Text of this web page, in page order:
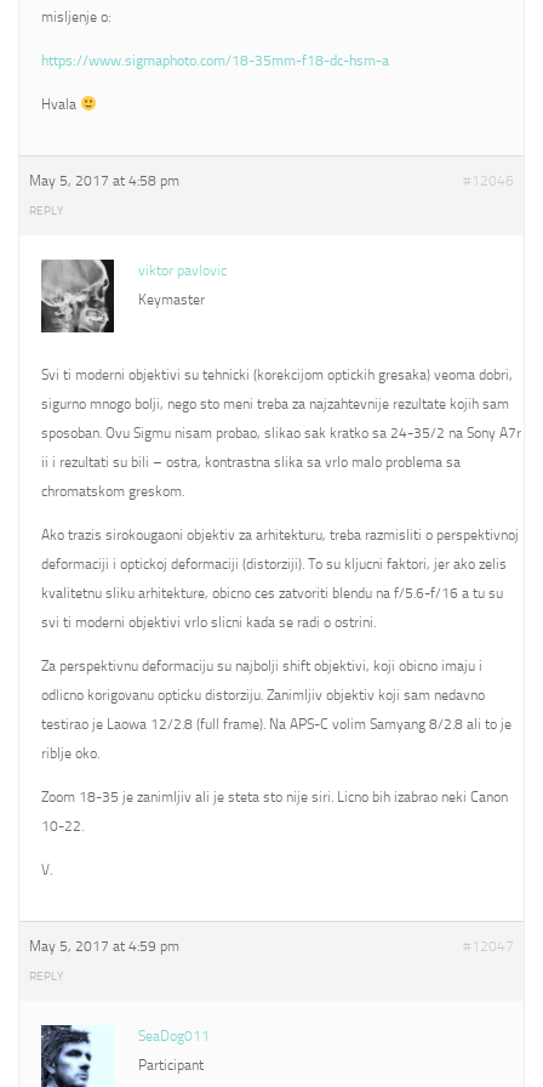
misljenje o:
https://www.sigmaphoto.com/18-35mm-f18-dc-hsm-a
Hvala
May 5, 2017 at 4:58 pm #12046
REPLY
viktor pavlovic
Keymaster
Svi ti moderni objektivi su tehnicki (korekcijom optickih gresaka) veoma dobri,
sigurno mnogo bolji, nego sto meni treba za najzahtevnije rezultate kojih sam
sposoban. Ovu Sigmu nisam probao, slikao sak kratko sa 24-35/2 na Sony A7r
ii i rezultati su bili – ostra, kontrastna slika sa vrlo malo problema sa
chromatskom greskom.
Ako trazis sirokougaoni objektiv za arhitekturu, treba razmisliti o perspektivnoj
deformaciji i optickoj deformaciji (distorziji). To su kljucni faktori, jer ako zelis
kvalitetnu sliku arhitekture, obicno ces zatvoriti blendu na f/5.6-f/16 a tu su
svi ti moderni objektivi vrlo slicni kada se radi o ostrini.
Za perspektivnu deformaciju su najbolji shift objektivi, koji obicno imaju i
odlicno korigovanu opticku distorziju. Zanimljiv objektiv koji sam nedavno
testirao je Laowa 12/2.8 (full frame). Na APS-C volim Samyang 8/2.8 ali to je
riblje oko.
Zoom 18-35 je zanimljiv ali je steta sto nije siri. Licno bih izabrao neki Canon
10-22.
V.
May 5, 2017 at 4:59 pm #12047
REPLY
SeaDog011
Participant